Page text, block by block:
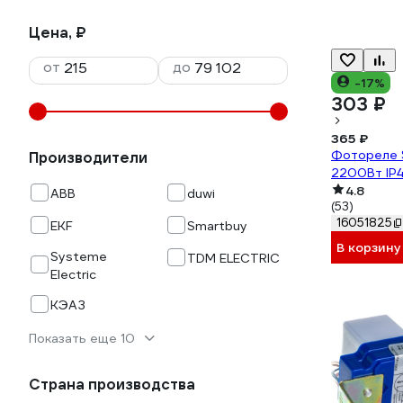
Цена, ₽
от
до
Производители
ABB
duwi
EKF
Smartbuy
Systeme
Electric
TDM ELECTRIC
КЭАЗ
Показать еще 10
Страна производства
-17%
303 ₽
365 ₽
Фотореле
2200Вт
4.8
(53)
16051825
В корзину